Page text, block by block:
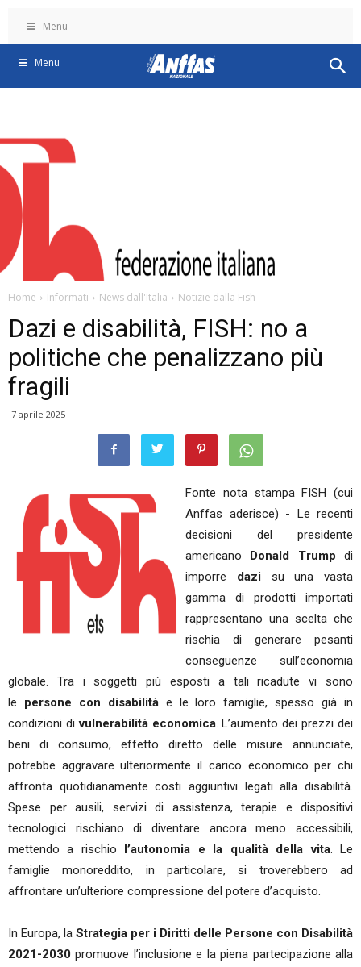
Menu
Menu
Home Informati News dall'Italia Notizie dalla Fish
Dazi e disabilità, FISH: no a
politiche che penalizzano più
fragili
7 aprile 2025
Fonte nota stampa FISH (cui
Anffas aderisce) - Le recenti
decisioni del presidente
americano Donald Trump di
imporre dazisu una vasta
gamma di prodotti importati
rappresentano una scelta che
rischia di generare pesanti
conseguenze sull’economia
globale. Tra i soggetti più esposti a tali ricadute vi sono
le persone con disabilitàe le loro famiglie, spesso già in
condizioni di vulnerabilità economica. L’aumento dei prezzi dei
beni di consumo, effetto diretto delle misure annunciate,
potrebbe aggravare ulteriormente il carico economico per chi
affronta quotidianamente costi aggiuntivi legati alla disabilità.
Spese per ausili, servizi di assistenza, terapie e dispositivi
tecnologici rischiano di diventare ancora meno accessibili,
mettendo a rischio l’autonomia e la qualità della vita. Le
famiglie monoreddito, in particolare, si troverebbero ad
affrontare un’ulteriore compressione del potere d’acquisto.
In Europa, la Strategia per i Diritti delle Persone con Disabilità
2021-2030 promuove l’inclusione e la piena partecipazione alla